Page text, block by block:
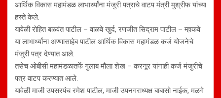
आर्थिक विकास महामंडळ लाभार्थ्यांना मंजुरी पत्राचे वाटप मंत्री मुश्रीफ यांच्या
हस्ते केले.
यावेळी रोहित बळवंत पाटील – वाळवे खुर्द, रणजीत सिद्राम पाटील – म्हाकवे
या लाभार्थ्यांना अण्णासाहेब पाटील आर्थिक विकास महामंडळ कर्ज योजनेचे
मंजुरी पत्र देण्यात आले.
तसेच ओबीसी महामंडळातर्फे गुलाब मौला शेख – करनूर यांनाही कर्ज मंजुरीचे
पत्र वाटप करण्यात आले.
यावेळी माजी उपसरपंच रमेश पाटील, माजी उपनगराध्यक्ष बाबासो नाईक, मळगे